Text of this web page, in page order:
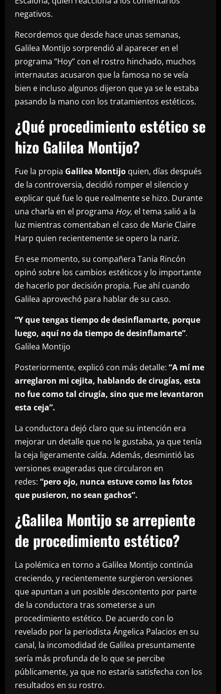
negativos.
Recordemos que desde hace unas semanas,
Galilea Montijo sorprendió al aparecer en el
programa “Hoy” con el rostro hinchado, muchos
internautas acusaron que la famosa no se veía
bien e incluso algunos dijeron que ya se le estaba
pasando la mano con los tratamientos estéticos.
¿Qué procedimiento estético se
hizo Galilea Montijo?
Fue la propia Galilea Montijo quien, días después
de la controversia, decidió romper el silencio y
explicar qué fue lo que realmente se hizo. Durante
una charla en el programa Hoy, el tema salió a la
luz mientras comentaban el caso de Marie Claire
Harp quien recientemente se opero la nariz.
En ese momento, su compañera Tania Rincón
opinó sobre los cambios estéticos y lo importante
de hacerlo por decisión propia. Fue ahí cuando
Galilea aprovechó para hablar de su caso.
“Y que tengas tiempo de desinflamarte, porque
luego, aquí no da tiempo de desinflamarte”.
Galilea Montijo
Posteriormente, explicó con más detalle: “A mí me
arreglaron mi cejita, hablando de cirugías, esta
no fue como tal cirugía, sino que me levantaron
esta ceja”.
La conductora dejó claro que su intención era
mejorar un detalle que no le gustaba, ya que tenía
la ceja ligeramente caída. Además, desmintió las
versiones exageradas que circularon en
redes: “pero ojo, nunca estuve como las fotos
que pusieron, no sean gachos”.
¿Galilea Montijo se arrepiente
de procedimiento estético?
La polémica en torno a Galilea Montijo continúa
creciendo, y recientemente surgieron versiones
que apuntan a un posible descontento por parte
de la conductora tras someterse a un
procedimiento estético. De acuerdo con lo
revelado por la periodista Ángelica Palacios en su
canal, la incomodidad de Galilea presuntamente
sería más profunda de lo que se percibe
públicamente, ya que no estaría satisfecha con los
resultados en su rostro.